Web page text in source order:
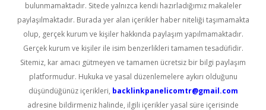
bulunmamaktadır. Sitede yalnızca kendi hazırladığımız makaleler
paylaşılmaktadır. Burada yer alan içerikler haber niteliği taşımamakta
olup, gerçek kurum ve kişiler hakkında paylaşım yapılmamaktadır.
Gerçek kurum ve kişiler ile isim benzerlikleri tamamen tesadüfidir.
Sitemiz, kar amacı gütmeyen ve tamamen ücretsiz bir bilgi paylaşım
platformudur. Hukuka ve yasal düzenlemelere aykırı olduğunu
düşündüğünüz içerikleri, backlinkpanelicomtr@gmail.com
adresine bildirmeniz halinde, ilgili içerikler yasal süre içerisinde